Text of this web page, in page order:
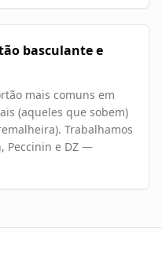
basculante e
mais comuns em
(aqueles que sobem)
Trabalhamos
Peccinin e DZ —